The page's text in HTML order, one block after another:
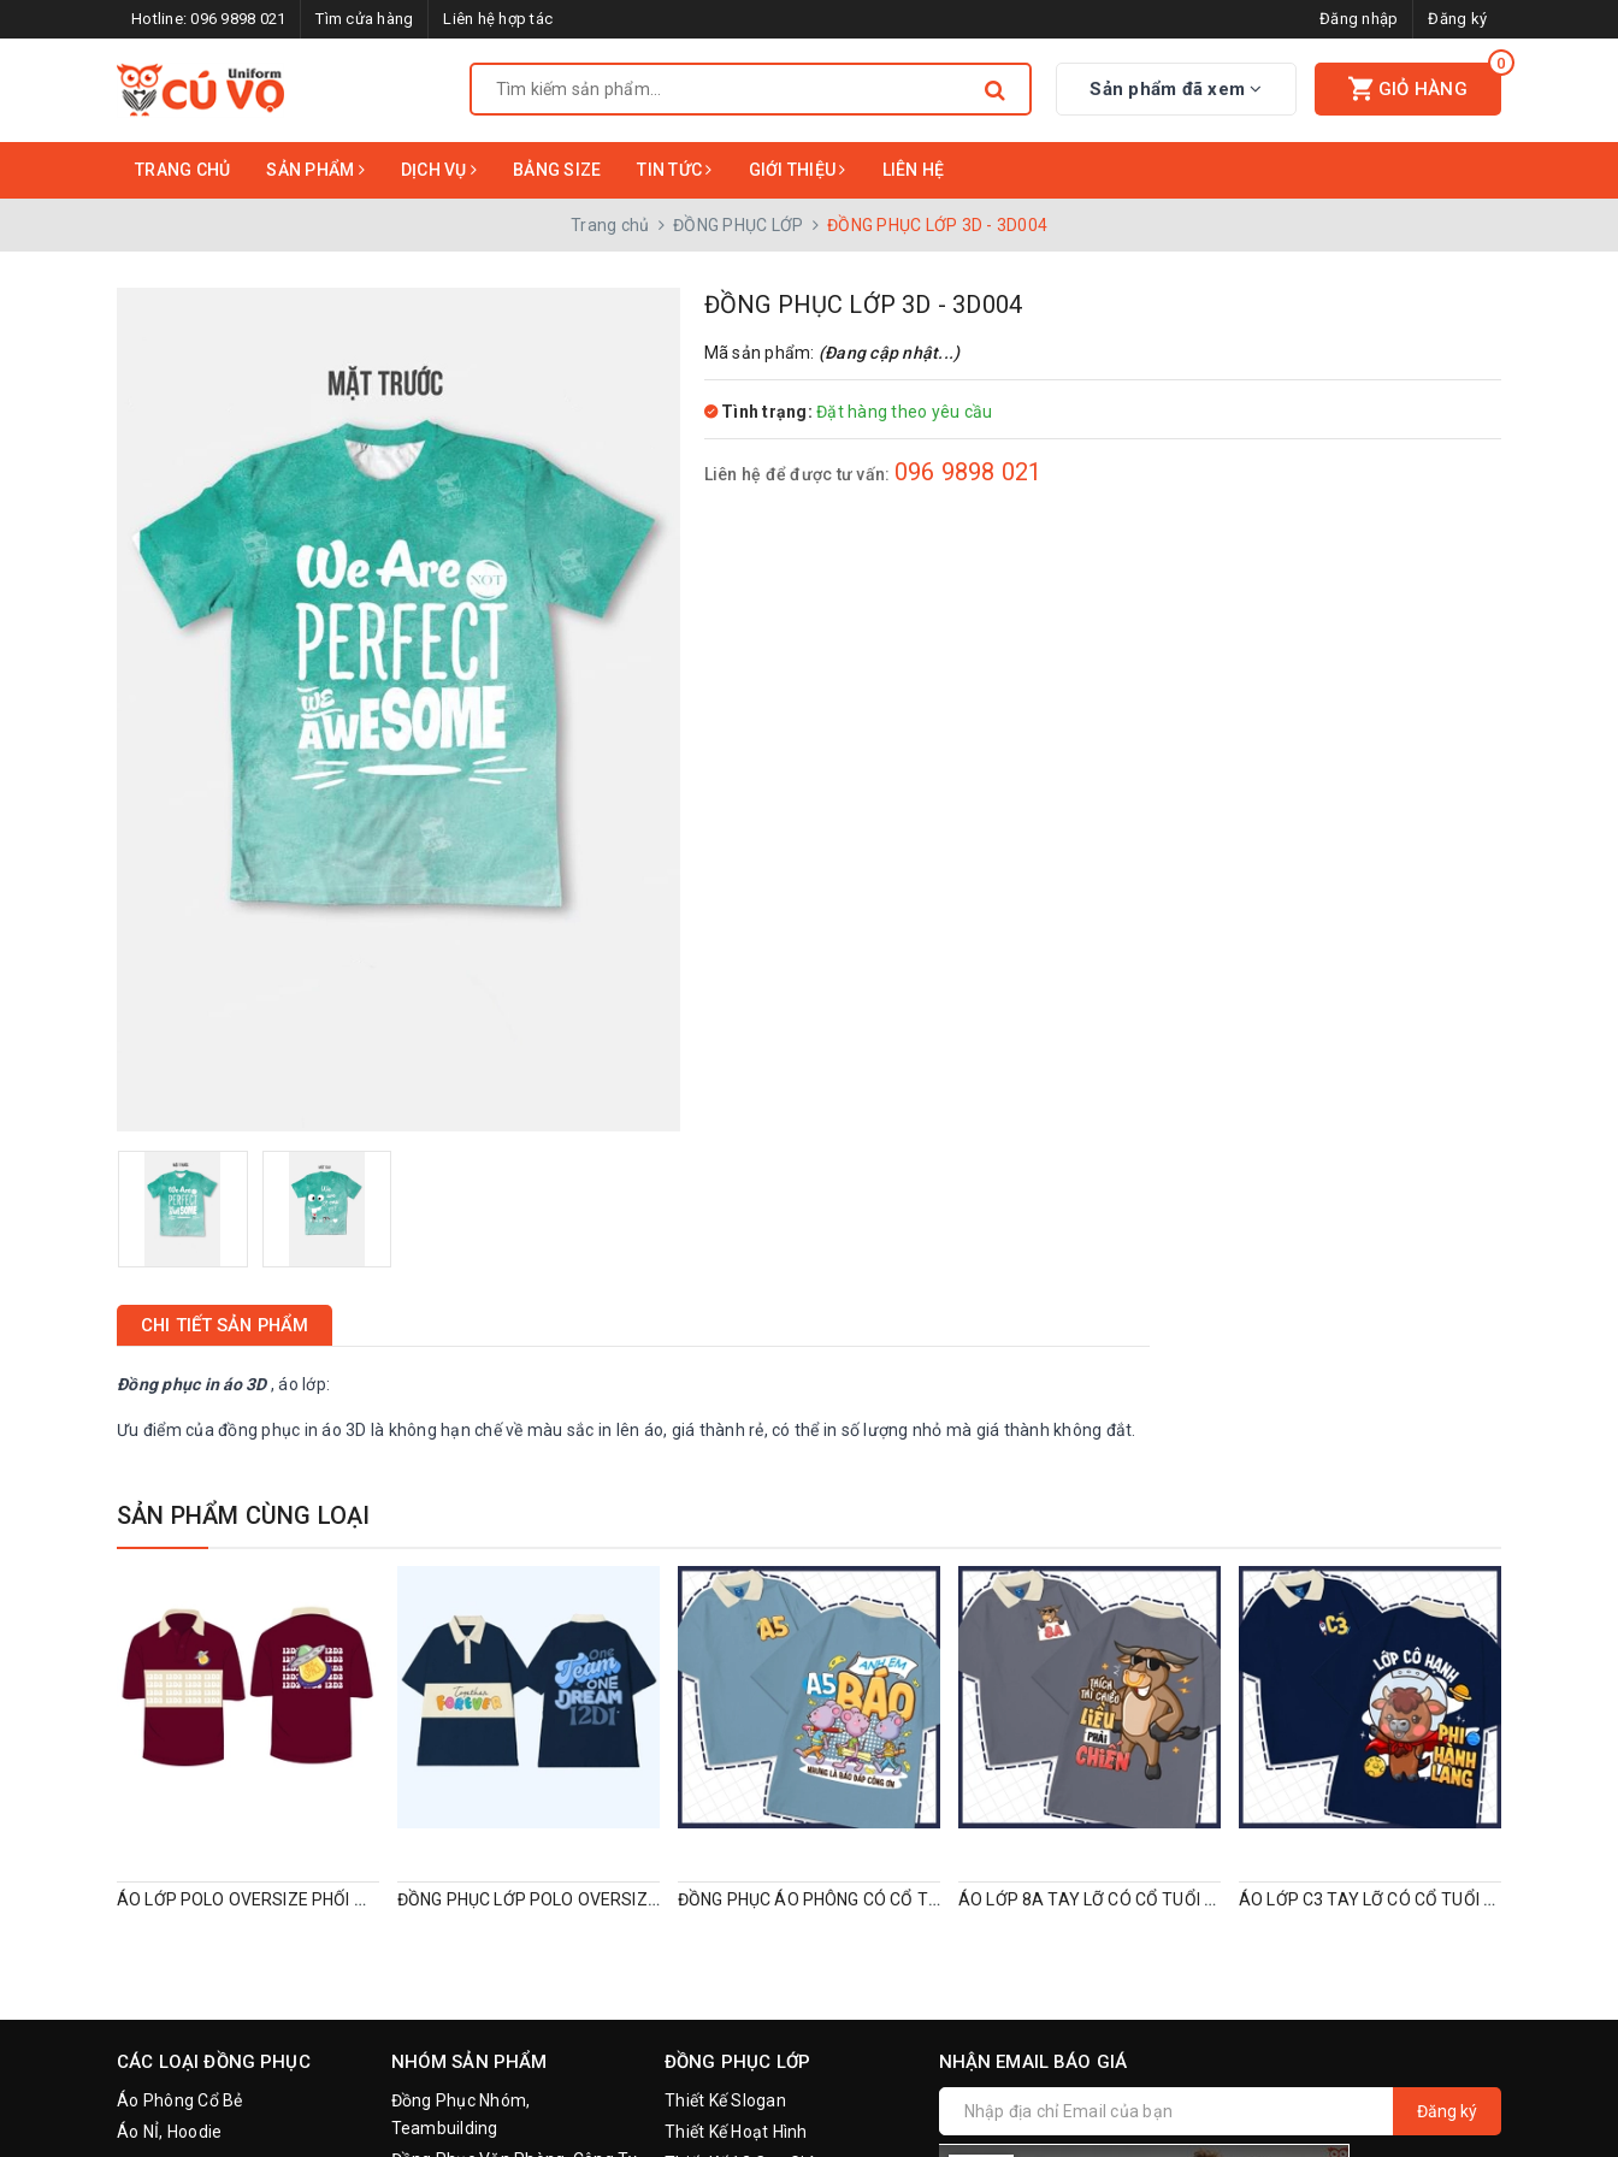
Hotline:096 9898 021 Tìm cửa hàng Liên hệ hợp tác Đăng nhập Đăng ký
Sản phẩm đã xem
0
GIỎ HÀNG
TRANG CHỦ SẢN PHẨM DỊCH VỤ BẢNG SIZE TIN TỨC GIỚI THIỆU LIÊN HỆ
Trang chủ ĐỒNG PHỤC LỚP ĐỒNG PHỤC LỚP 3D - 3D004
ĐỒNG PHỤC LỚP 3D - 3D004
Mã sản phẩm: (Đang cập nhật...)
Tình trạng: Đặt hàng theo yêu cầu
Liên hệ để được tư vấn: 096 9898 021
CHI TIẾT SẢN PHẨM
Đồng phục in áo 3D, áo lớp:
Ưu điểm của đồng phục in áo 3D là không hạn chế về màu sắc in lên áo, giá thành rẻ, có thể in số lượng nhỏ mà giá thành không đắt.
SẢN PHẨM CÙNG LOẠI
ÁO LỚP POLO OVERSIZE PHỐI MÀU MỚI NHẤT ĐỒNG PHỤC LỚP POLO OVERSIZED ONE TEAM ONE DREAM ĐỒNG PHỤC ÁO PHÔNG CÓ CỔ TUỔI TÝ ÁO LỚP 8A TAY LỠ CÓ CỔ TUỔI CON TRÂU ÁO LỚP C3 TAY LỠ CÓ CỔ TUỔI SỬU
CÁC LOẠI ĐỒNG PHỤC
Áo Phông Cổ Bẻ
Áo NỈ, Hoodie
NHÓM SẢN PHẨM
Đồng Phục Nhóm,
Teambuilding
ĐỒNG PHỤC LỚP
Thiết Kế Slogan
Thiết Kế Hoạt Hình
NHẬN EMAIL BÁO GIÁ
Đăng ký